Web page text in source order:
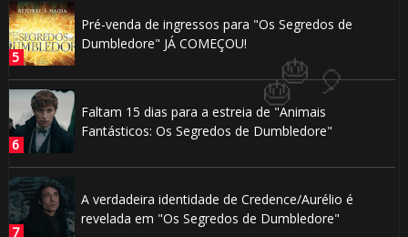
Pré-venda de ingressos para "Os Segredos de
Dumbledore" JÁ COMEÇOU!
Faltam 15 dias para a estreia de "Animais
Fantásticos: Os Segredos de Dumbledore"
A verdadeira identidade de Credence/Aurélio é
revelada em "Os Segredos de Dumbledore"
⚡